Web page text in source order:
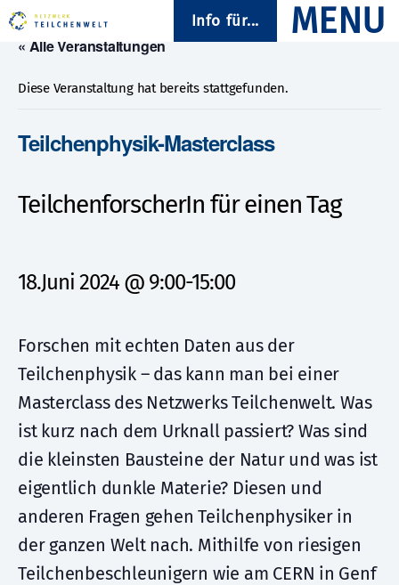
Info für...
« Alle Veranstaltungen
Diese Veranstaltung hat bereits stattgefunden.
Teilchenphysik-Masterclass
TeilchenforscherIn für einen Tag
18.Juni 2024 @ 9:00-15:00
Forschen mit echten Daten aus der
Teilchenphysik – das kann man bei einer
Masterclass des Netzwerks Teilchenwelt. Was
ist kurz nach dem Urknall passiert? Was sind
die kleinsten Bausteine der Natur und was ist
eigentlich dunkle Materie? Diesen und
anderen Fragen gehen Teilchenphysiker in
der ganzen Welt nach. Mithilfe von riesigen
Teilchenbeschleunigern wie am CERN in Genf